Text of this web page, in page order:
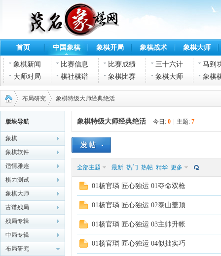
首页 中国象棋 象棋开局 象棋战术 象棋大师
象棋新闻 比赛信息 比赛成绩 三十六计
马到
大师对局
棋社棋谱 象棋比赛 象棋大师 象棋
茂名
象棋
›
布局研究 象棋特级大师经典绝活
版块导航
象棋
象棋软件
适情雅趣
棋力测试
象棋大师
古谱残局
残局专辑
中局专辑
布局研究
象棋特级大师经典绝活 今日: 0 主题: 7
全部主题 最新 热门 热帖 精华 更多
01杨官璘 匠心独运 01夺命双枪
01杨官璘 匠心独运 02泰山盖顶
01杨官璘 匠心独运 03主帅升帐
01杨官璘 匠心独运 04似拙实巧